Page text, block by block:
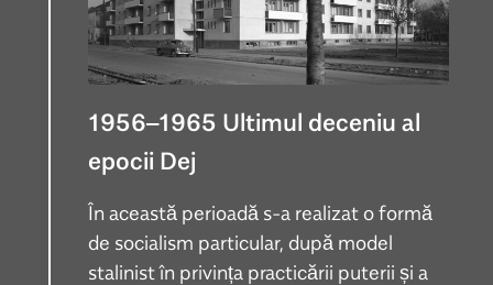
1956–1965 Ultimul deceniu al
epocii Dej
În această perioadă s-a realizat o formă
de socialism particular, după model
stalinist în privința practicării puterii și a